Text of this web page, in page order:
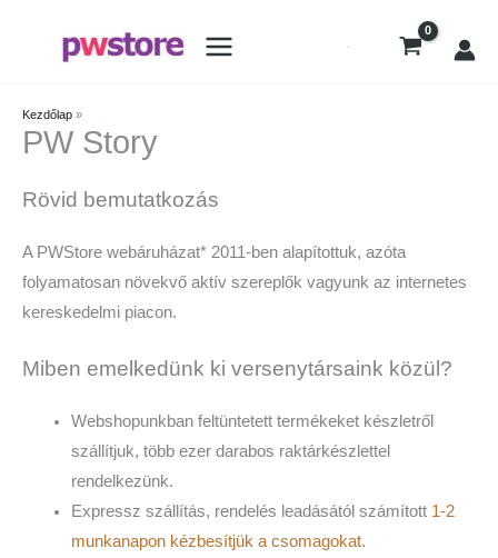
Kezdőlap
PW Story
Rövid bemutatkozás
A PWStore webáruházat* 2011-ben alapítottuk, azóta
folyamatosan növekvő aktív szereplők vagyunk az internetes
kereskedelmi piacon.
Miben emelkedünk ki versenytársaink közül?
Webshopunkban feltüntetett termékeket készletről
szállítjuk, több ezer darabos raktárkészlettel
rendelkezünk.
Expressz szállítás, rendelés leadásától számított 1-2
munkanapon kézbesítjük a csomagokat.